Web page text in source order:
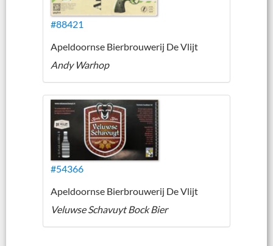
#88421
Apeldoornse Bierbrouwerij De Vlijt
Andy Warhop
#54366
Apeldoornse Bierbrouwerij De Vlijt
Veluwse Schavuyt Bock Bier